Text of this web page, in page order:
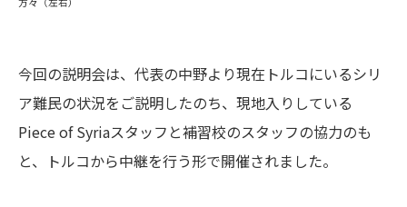
今回の説明会は、代表の中野より現在トルコにいるシリ
ア難民の状況をご説明したのち、現地入りしている
Piece of Syriaスタッフと補習校のスタッフの協力のも
と、トルコから中継を行う形で開催されました。